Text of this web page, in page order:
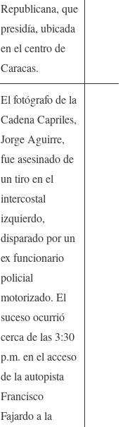
Republicana, que
presidía, ubicada
en el centro de
Caracas.
El fotógrafo de la
Cadena Capriles,
Jorge Aguirre,
fue asesinado de
un tiro en el
intercostal
izquierdo,
disparado por un
ex funcionario
policial
motorizado. El
suceso ocurrió
cerca de las 3:30
p.m. en el acceso
de la autopista
Francisco
Fajardo a la